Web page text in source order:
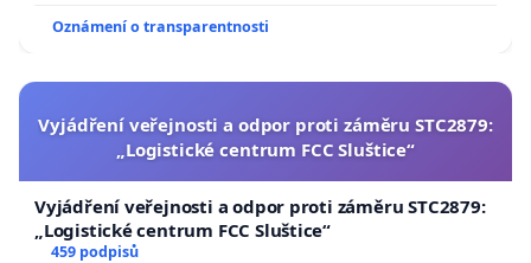
Oznámení o transparentnosti
Vyjádření veřejnosti a odpor proti záměru STC2879:
„Logistické centrum FCC Sluštice“
Vyjádření veřejnosti a odpor proti záměru STC2879:
„Logistické centrum FCC Sluštice“
459 podpisů